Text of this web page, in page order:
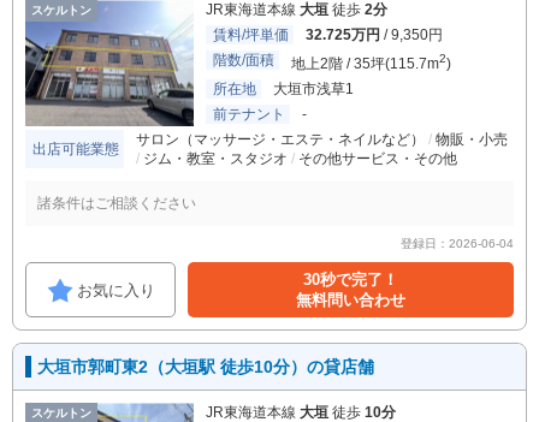
スケルトン JR東海道本線 大垣 徒歩 2分
賃料/坪単価
32.725万円 / 9,350円
階数/面積
地上2階 / 35坪(115.7m2)
所在地
大垣市浅草1
前テナント
-
出店可能業態
サロン（マッサージ・エステ・ネイルなど）
物販・小売
ジム・教室・スタジオ
その他サービス・その他
諸条件はご相談ください
登録日：2026-06-04
お気に入り
30秒で完了！
無料問い合わせ
大垣市郭町東2（大垣駅 徒歩10分）の貸店舗
スケルトン JR東海道本線 大垣 徒歩 10分